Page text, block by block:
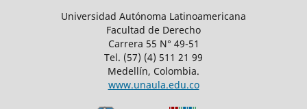
Universidad Autónoma Latinoamericana
Facultad de Derecho
Carrera 55 N° 49-51
Tel. (57) (4) 511 21 99
Medellín, Colombia.
www.unaula.edu.co